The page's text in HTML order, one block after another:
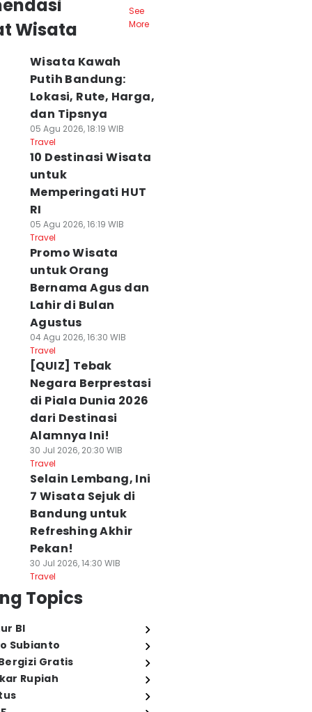
Wisata
See
More
Wisata Kawah
Putih Bandung:
Lokasi, Rute, Harga,
dan Tipsnya
05 Agu 2026, 18:19 WIB
Travel
10 Destinasi Wisata
untuk
Memperingati HUT
RI
05 Agu 2026, 16:19 WIB
Travel
Promo Wisata
untuk Orang
Bernama Agus dan
Lahir di Bulan
Agustus
04 Agu 2026, 16:30 WIB
Travel
[QUIZ] Tebak
Negara Berprestasi
di Piala Dunia 2026
dari Destinasi
Alamnya Ini!
30 Jul 2026, 20:30 WIB
Travel
Selain Lembang, Ini
7 Wisata Sejuk di
Bandung untuk
Refreshing Akhir
Pekan!
30 Jul 2026, 14:30 WIB
Travel
Topics
BI
Subianto
Gratis
Rupiah